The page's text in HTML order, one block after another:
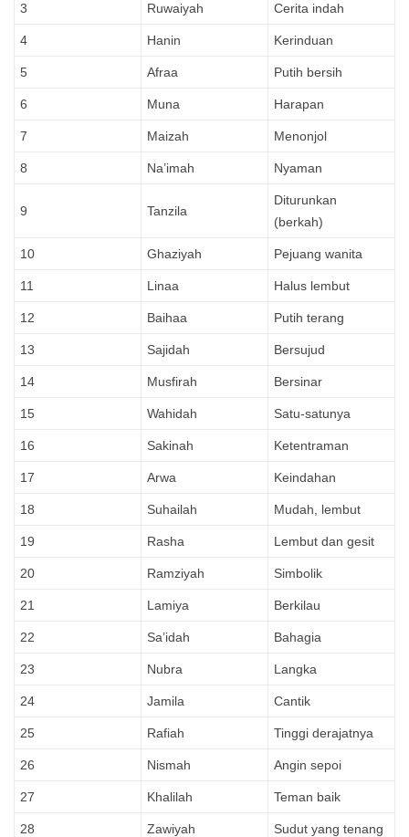
3 Ruwaiyah Cerita indah
4 Hanin Kerinduan
5 Afraa Putih bersih
6 Muna Harapan
7 Maizah Menonjol
8 Na’imah Nyaman
9 Tanzila
Diturunkan
(berkah)
10 Ghaziyah Pejuang wanita
11 Linaa Halus lembut
12 Baihaa Putih terang
13 Sajidah Bersujud
14 Musfirah Bersinar
15 Wahidah Satu-satunya
16 Sakinah Ketentraman
17 Arwa Keindahan
18 Suhailah Mudah, lembut
19 Rasha Lembut dan gesit
20 Ramziyah Simbolik
21 Lamiya Berkilau
22 Sa’idah Bahagia
23 Nubra Langka
24 Jamila Cantik
25 Rafiah Tinggi derajatnya
26 Nismah Angin sepoi
27 Khalilah Teman baik
28 Zawiyah Sudut yang tenang